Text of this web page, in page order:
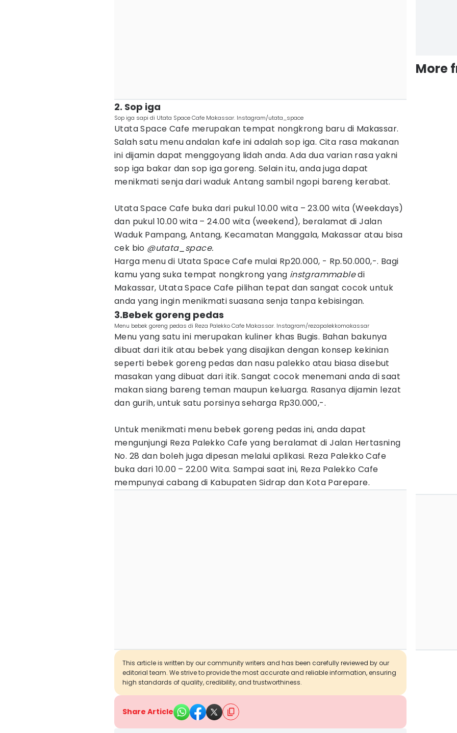
2. Sop iga
Sop iga sapi di Utata Space Cafe Makassar. Instagram/utata_space
Utata Space Cafe merupakan tempat nongkrong baru di Makassar.
Salah satu menu andalan kafe ini adalah sop iga. Cita rasa makanan
ini dijamin dapat menggoyang lidah anda. Ada dua varian rasa yakni
sop iga bakar dan sop iga goreng. Selain itu, anda juga dapat
menikmati senja dari waduk Antang sambil ngopi bareng kerabat.
Utata Space Cafe buka dari pukul 10.00 wita – 23.00 wita (Weekdays)
dan pukul 10.00 wita – 24.00 wita (weekend), beralamat di Jalan
Waduk Pampang, Antang, Kecamatan Manggala, Makassar atau bisa
cek bio @utata_space.
Harga menu di Utata Space Cafe mulai Rp20.000, - Rp.50.000,-. Bagi
kamu yang suka tempat nongkrong yang instgrammabledi
Makassar, Utata Space Cafe pilihan tepat dan sangat cocok untuk
anda yang ingin menikmati suasana senja tanpa kebisingan.
3.Bebek goreng pedas
Menu bebek goreng pedas di Reza Palekko Cafe Makassar. Instagram/rezapalekkomakassar
Menu yang satu ini merupakan kuliner khas Bugis. Bahan bakunya
dibuat dari itik atau bebek yang disajikan dengan konsep kekinian
seperti bebek goreng pedas dan nasu palekko atau biasa disebut
masakan yang dibuat dari itik. Sangat cocok menemani anda di saat
makan siang bareng teman maupun keluarga. Rasanya dijamin lezat
dan gurih, untuk satu porsinya seharga Rp30.000,-.
Untuk menikmati menu bebek goreng pedas ini, anda dapat
mengunjungi Reza Palekko Cafe yang beralamat di Jalan Hertasning
No. 28 dan boleh juga dipesan melalui aplikasi. Reza Palekko Cafe
buka dari 10.00 – 22.00 Wita. Sampai saat ini, Reza Palekko Cafe
mempunyai cabang di Kabupaten Sidrap dan Kota Parepare.
This article is written by our community writers and has been carefully reviewed by our
editorial team. We strive to provide the most accurate and reliable information, ensuring
high standards of quality, credibility, and trustworthiness.
Share Article
More